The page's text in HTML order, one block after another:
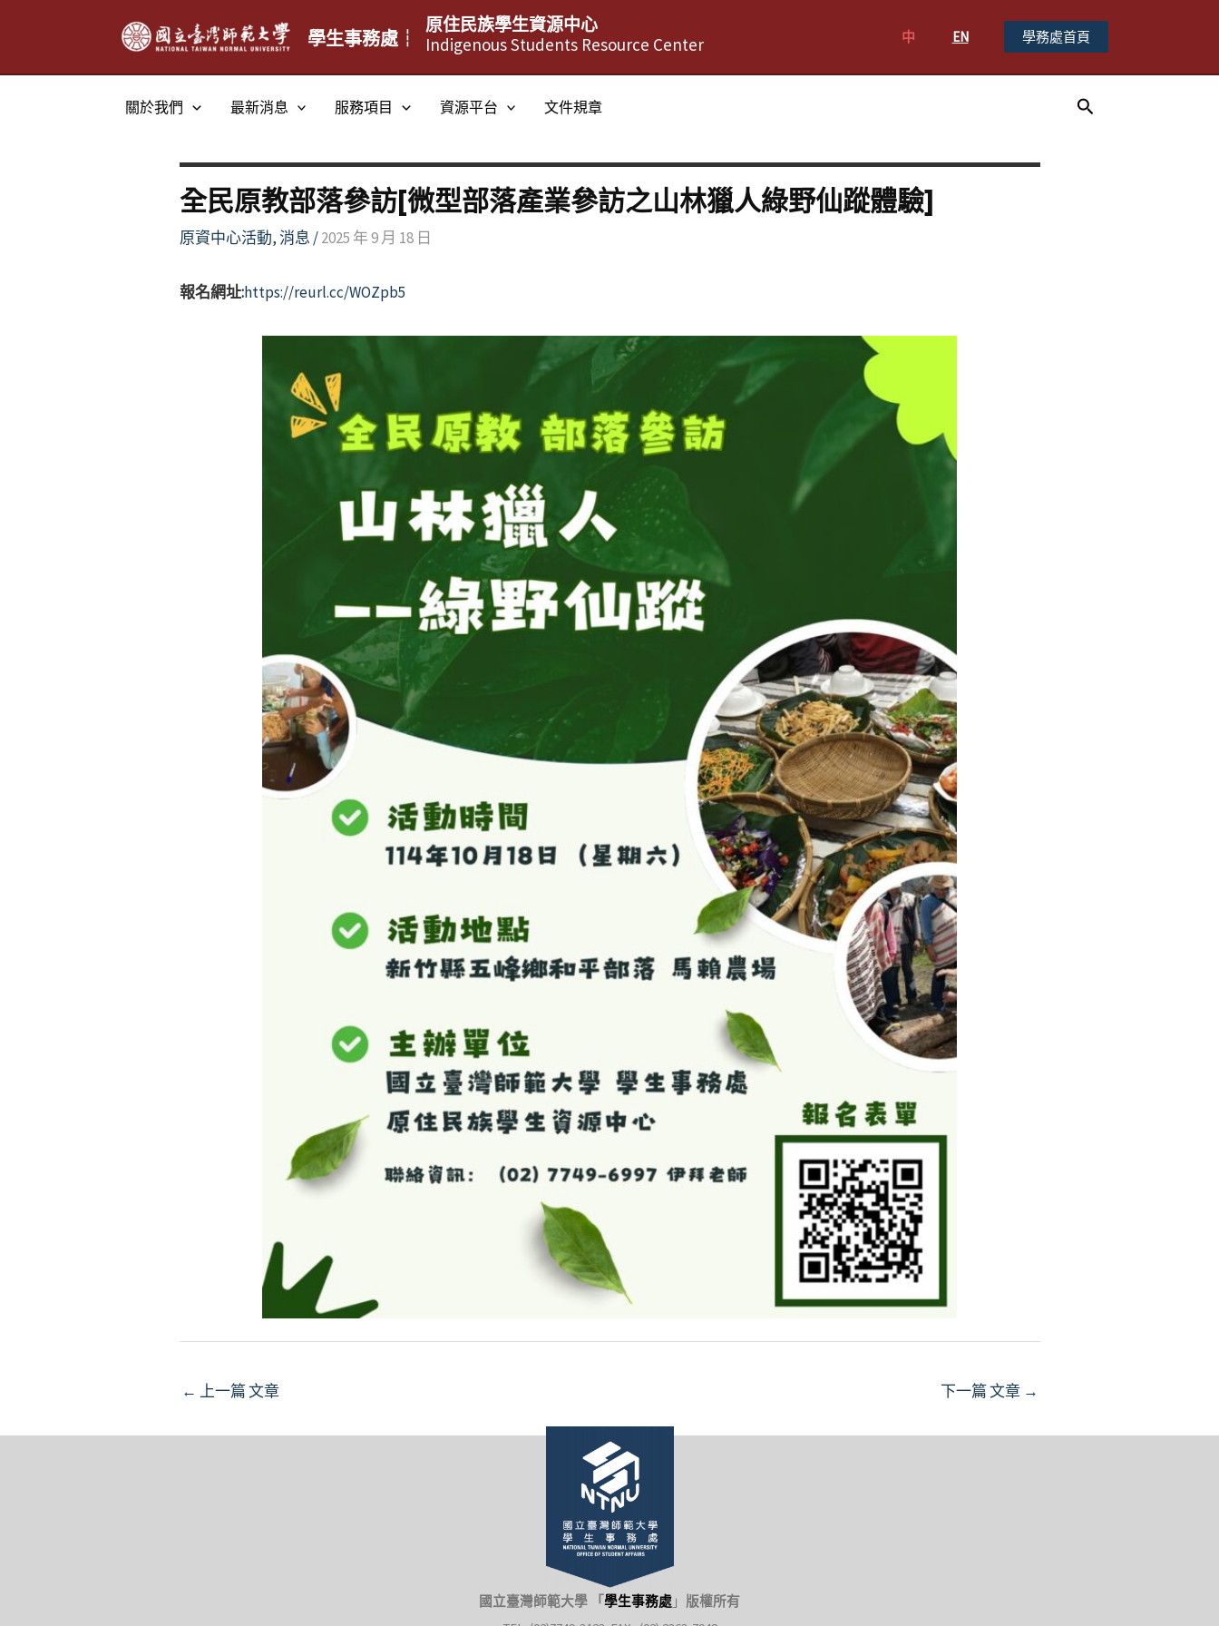
學生事務處┆
原住民族學生資源中心
Indigenous Students Resource Center
中 EN 學務處首頁
關於我們 最新消息 服務項目 資源平台 文件規章
搜
全民原教部落參訪[微型部落產業參訪之山林獵人綠野仙蹤體驗]
原資中心活動,消息 /2025 年 9 月 18 日
報名網址:https://reurl.cc/WOZpb5
Post
← 上一篇 文章 下一篇 文章 →
國立臺灣師範大學 「 學生事務處 」 版權所有